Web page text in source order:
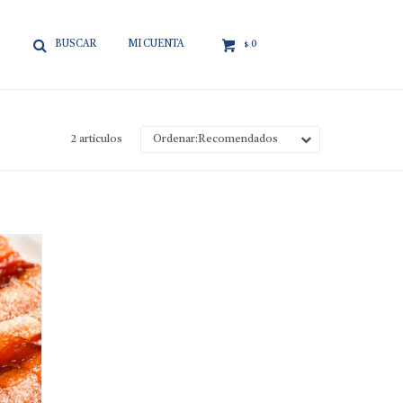
$ 0
2 artículos Recomendados